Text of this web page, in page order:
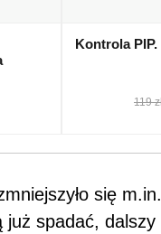
Kontrola
119
się
spadać, dalszy